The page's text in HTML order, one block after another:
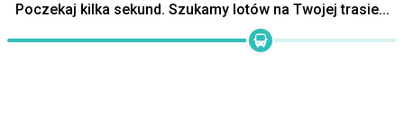
Poczekaj kilka sekund. Szukamy lotów na Twojej trasie...